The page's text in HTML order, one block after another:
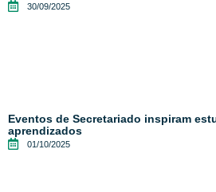
30/09/2025
Eventos de Secretariado inspiram
aprendizados
01/10/2025